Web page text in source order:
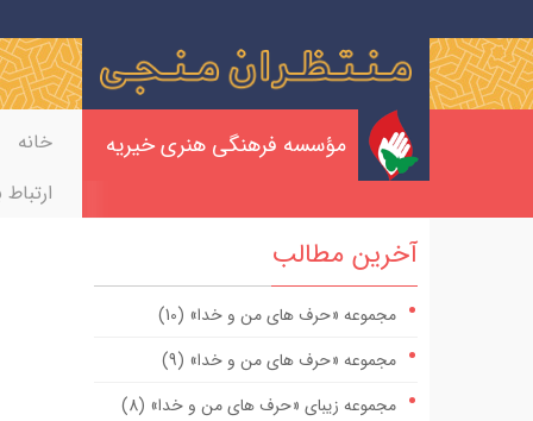
مؤسسه فرهنگی هنری خیریه خانه
ارتباط
آخرین مطالب
مجموعه «حرف های من و خدا» (10)
مجموعه «حرف های من و خدا» (9)
مجموعه زیبای «حرف های من و خدا» (8)